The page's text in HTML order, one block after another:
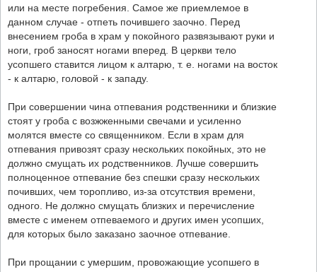
или на месте погребения. Самое же приемлемое в
данном случае - отпеть почившего заочно. Перед
внесением гроба в храм у покойного развязывают руки и
ноги, гроб заносят ногами вперед. В церкви тело
усопшего ставится лицом к алтарю, т. е. ногами на восток
- к алтарю, головой - к западу.
При совершении чина отпевания родственники и близкие
стоят у гроба с возжженными свечами и усиленно
молятся вместе со священником. Если в храм для
отпевания привозят сразу нескольких покойных, это не
должно смущать их родственников. Лучше совершить
полноценное отпевание без спешки сразу нескольких
почивших, чем торопливо, из-за отсутствия времени,
одного. Не должно смущать близких и перечисление
вместе с именем отпеваемого и других имен усопших,
для которых было заказано заочное отпевание.
При прощании с умершим, провожающие усопшего в